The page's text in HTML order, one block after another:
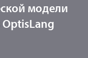
модели
OptisLang